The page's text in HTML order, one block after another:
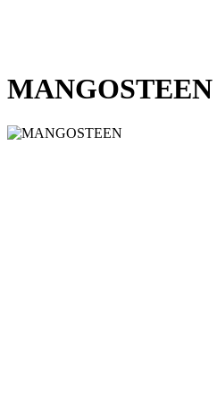
MANGOSTEEN